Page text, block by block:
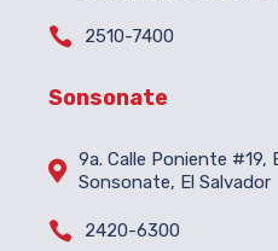
 2510-7400
Sonsonate
 9a. Calle Poniente #19,
Sonsonate, El Salvador
 2420-6300